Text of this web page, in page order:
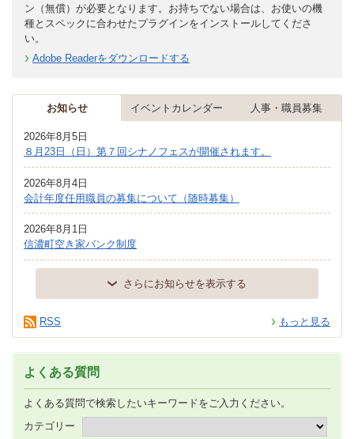
ン（無償）が必要となります。お持ちでない場合は、お使いの機
種とスペックに合わせたプラグインをインストールしてくださ
い。
Adobe Readerをダウンロードする
お知らせ イベントカレンダー 人事・職員募集
2026年8月5日
８月23日（日）第７回シナノフェスが開催されます。
2026年8月4日
会計年度任用職員の募集について（随時募集）
2026年8月1日
信濃町空き家バンク制度
さらにお知らせを表示する
もっと見る
RSS
よくある質問
よくある質問で検索したいキーワードをご入力ください。
カテゴリー